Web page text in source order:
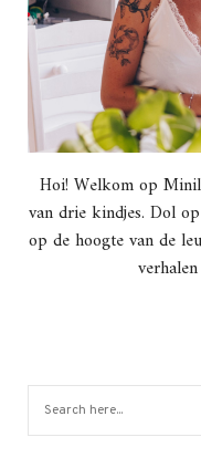
Hoi! Welkom op
van drie kindjes. Dol
op de hoogte van de